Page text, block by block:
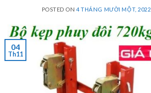
POSTED ON4 THÁNG MƯỜI MỘT, 2022
04
Th11